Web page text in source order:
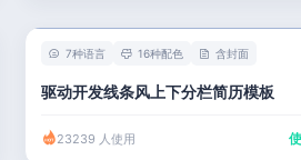
7种语言 16种配色 含封面
驱动开发线条风上下分栏简历模板
23239 人使用